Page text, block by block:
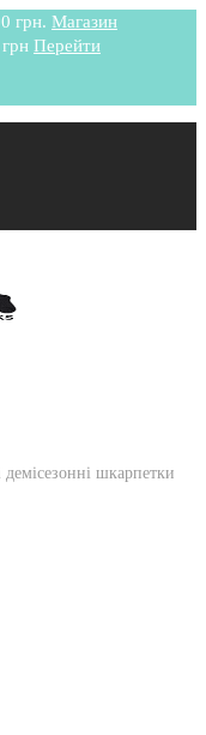
грн. Магазин
Перейти
демісезонні шкарпетки